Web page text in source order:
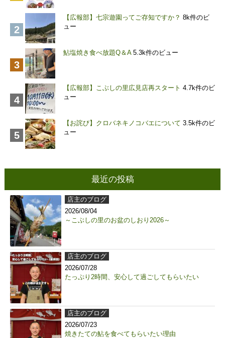
【広報部】七宗遊園ってご存知ですか？ 8k件のビ
ュー
鮎塩焼き食べ放題Q＆A 5.3k件のビュー
【広報部】こぶしの里広見店再スタート 4.7k件のビ
ュー
【お詫び】クロバネキノコバエについて 3.5k件のビ
ュー
最近の投稿
店主のブログ
2026/08/04
～こぶしの里のお盆のしおり2026～
店主のブログ
2026/07/28
たっぷり2時間、安心して過ごしてもらいたい
店主のブログ
2026/07/23
焼きたての鮎を食べてもらいたい理由